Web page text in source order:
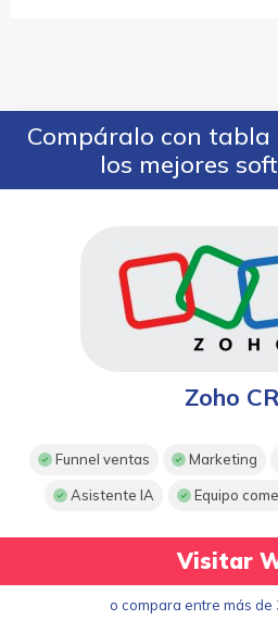
Compáralo con
los mejores
Zoho
Funnel ventas Marketing
Asistente IA Equipo
Visitar
o compara entre más de